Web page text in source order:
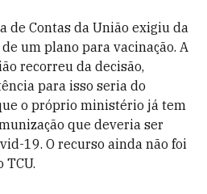
de Contas da União exigiu da
um plano para vacinação. A
recorreu da decisão,
para isso seria do
o próprio ministério já tem
que deveria ser
19. O recurso ainda não foi